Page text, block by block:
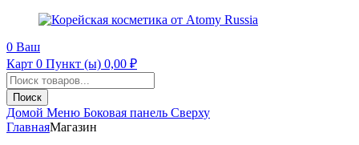
0 Ваш
Карт 0 Пункт (ы) 0,00 ₽
Поиск
продуктов
Поиск
Домой Меню Боковая панель Сверху
ГлавнаяМагазин